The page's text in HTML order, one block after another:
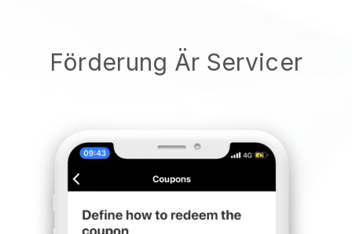
Förderung Är Servicer